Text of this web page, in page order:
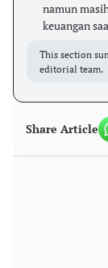
namun
keuangan
This section
editorial team.
Share Article